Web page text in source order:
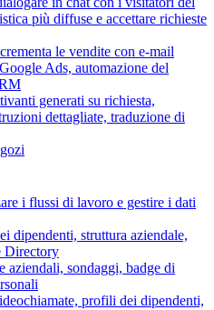
più diffuse e accettare richieste
le vendite con e-mail
Ads, automazione del
generati su richiesta,
dettagliate, traduzione di
i flussi di lavoro e gestire i dati
dipendenti, struttura aziendale,
Directory
aziendali, sondaggi, badge di
profili dei dipendenti,